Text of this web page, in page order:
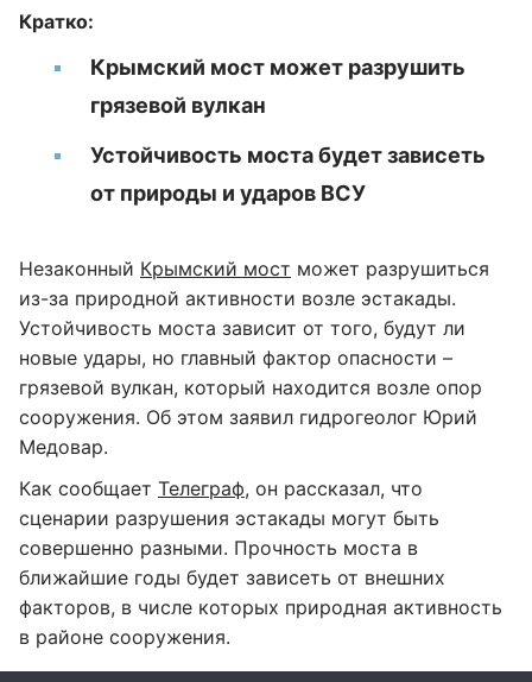
Кратко:
Крымский мост может разрушить
грязевой вулкан
Устойчивость моста будет зависеть
от природы и ударов ВСУ
Незаконный Крымский мост может разрушиться
из-за природной активности возле эстакады.
Устойчивость моста зависит от того, будут ли
новые удары, но главный фактор опасности –
грязевой вулкан, который находится возле опор
сооружения. Об этом заявил гидрогеолог Юрий
Медовар.
Как сообщает Телеграф, он рассказал, что
сценарии разрушения эстакады могут быть
совершенно разными. Прочность моста в
ближайшие годы будет зависеть от внешних
факторов, в числе которых природная активность
в районе сооружения.